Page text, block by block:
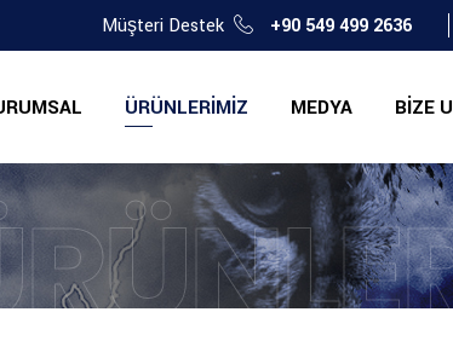
Müşteri Destek +90 549 499 2636
ÜRÜNLERIMIZ MEDYA BIZE